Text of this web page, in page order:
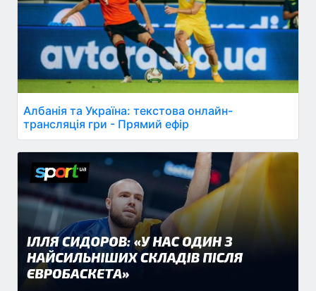
Албанія та Україна: текстова онлайн-
трансляція гри - Прямий ефір